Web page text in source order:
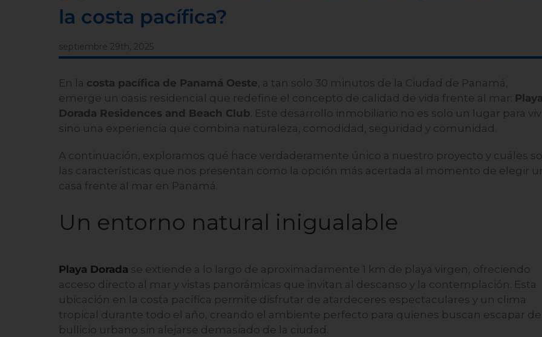
la costa pacífica?
septiembre 29th, 2025
En la costa pacífica de Panamá Oeste , a tan solo 30 minutos de la Ciudad de Panamá,
emerge un oasis residencial que redefine el concepto de calidad de vida frente al mar: Playa
Dorada Residences and Beach Club . Este desarrollo inmobiliario no es solo un lugar para
sino una experiencia que combina naturaleza, comodidad, seguridad y comunidad.
A continuación, exploramos qué hace verdaderamente único a nuestro proyecto y cuáles
las características que nos presentan como la opción más acertada al momento de elegir
casa frente al mar en Panamá.
Un entorno natural inigualable
Playa Dorada se extiende a lo largo de aproximadamente 1 km de playa virgen, ofreciendo
acceso directo al mar y vistas panorámicas que invitan al descanso y la contemplación. Esta
ubicación en la costa pacífica permite disfrutar de atardeceres espectaculares y un clima
tropical durante todo el año, creando el ambiente perfecto para quienes buscan escapar del
bullicio urbano sin alejarse demasiado de la ciudad.